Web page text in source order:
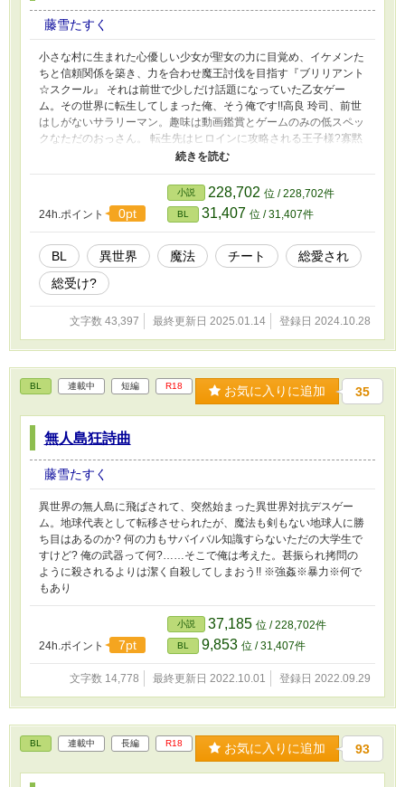
藤雪たすく
小さな村に生まれた心優しい少女が聖女の力に目覚め、イケメンた
ちと信頼関係を築き、力を合わせ魔王討伐を目指す『ブリリアント
☆スクール』 それは前世で少しだけ話題になっていた乙女ゲー
ム。その世界に転生してしまった俺、そう俺です!!高良 玲司、前世
はしがないサラリーマン。趣味は動画鑑賞とゲームのみの低スペッ
クなただのおっさん。 転生先はヒロインに攻略される王子様?寡黙
な生徒会長?腹黒な宰相の息子?正義感溢れる熱血勇者?生真面目な
騎士候補様?イケメンだらけのこのゲーム、誰に転生してもイケメ
ンチートで人生イージーモード!!と思いきや、俺の転生先は!?
24h.ポイント 0pt
小説 228,702 位 / 228,702件
BL 31,407 位 / 31,407件
BL 異世界 魔法 チート
総愛され
総受け?
文字数 43,397 最終更新日 2025.01.14 登録日 2024.10.28
BL 連載中 短編 R18 お気に入りに追加 35
無人島狂詩曲
藤雪たすく
異世界の無人島に飛ばされて、突然始まった異世界対抗デスゲー
ム。地球代表として転移させられたが、魔法も剣もない地球人に勝
ち目はあるのか? 何の力もサバイバル知識すらないただの大学生で
すけど? 俺の武器って何?……そこで俺は考えた。甚振られ拷問の
ように殺されるよりは潔く自殺してしまおう!! ※強姦※暴力※何で
もあり
24h.ポイント 7pt
小説 37,185 位 / 228,702件
BL 9,853 位 / 31,407件
文字数 14,778 最終更新日 2022.10.01 登録日 2022.09.29
BL 連載中 長編 R18 お気に入りに追加 93